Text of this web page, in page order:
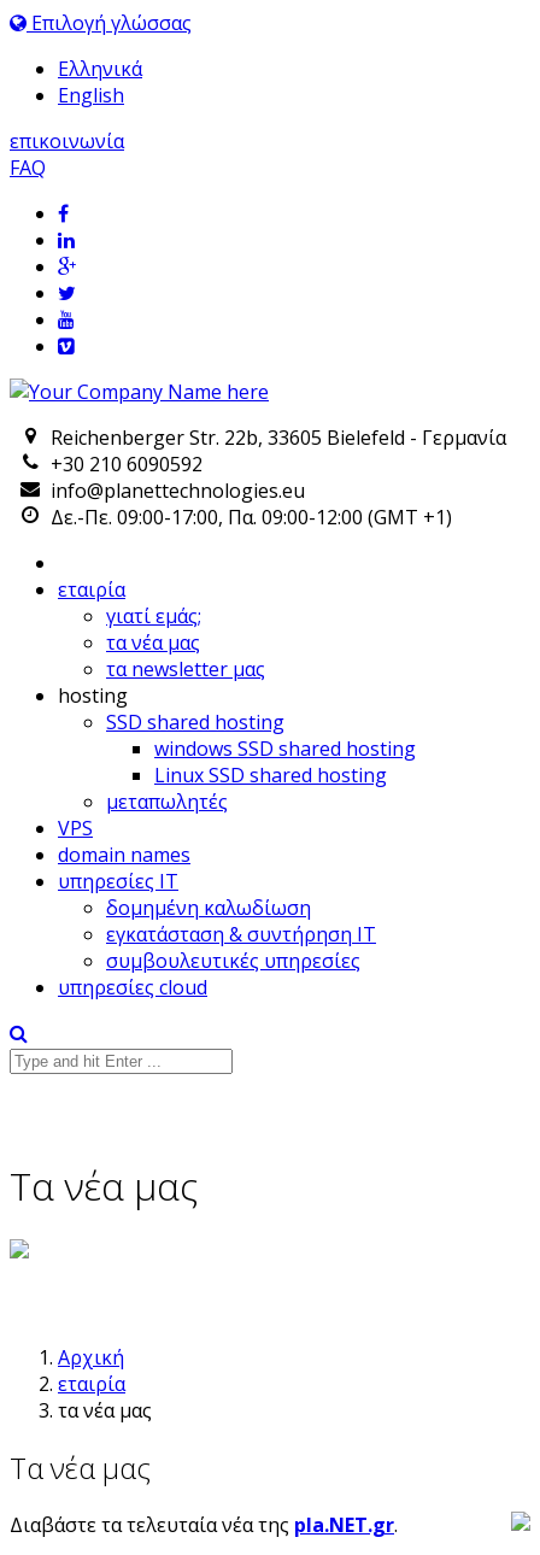
Επιλογή γλώσσας
Ελληνικά
English
επικοινωνία
FAQ
Reichenberger Str. 22b, 33605 Bielefeld - Γερμανία
+30 210 6090592
info@planettechnologies.eu
Δε.-Πε. 09:00-17:00, Πα. 09:00-12:00 (GMT +1)
εταιρία
γιατί εμάς;
τα νέα μας
τα newsletter μας
hosting
SSD shared hosting
windows SSD shared hosting
Linux SSD shared hosting
μεταπωλητές
VPS
domain names
υπηρεσίες IT
δομημένη καλωδίωση
εγκατάσταση & συντήρηση IT
συμβουλευτικές υπηρεσίες
υπηρεσίες cloud
Τα νέα μας
Αρχική
εταιρία
τα νέα μας
Τα νέα μας
Διαβάστε τα τελευταία νέα της pla.NET.gr.